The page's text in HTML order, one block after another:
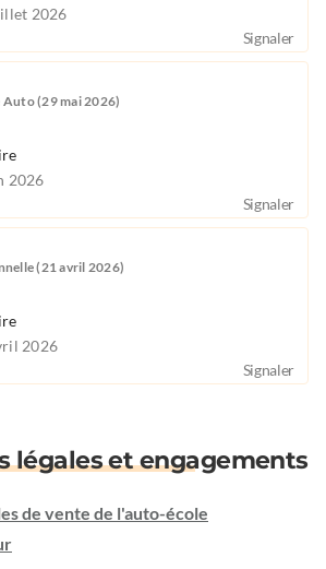
2026
Signaler
Auto (29 mai 2026)
2026
Signaler
(21 avril 2026)
2026
Signaler
légales et engagements
de vente de l'auto-école